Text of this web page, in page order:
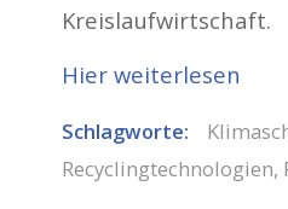
Kreislaufwirtschaft.
Hier weiterlesen
Schlagworte:
Recyclingtechnologien,